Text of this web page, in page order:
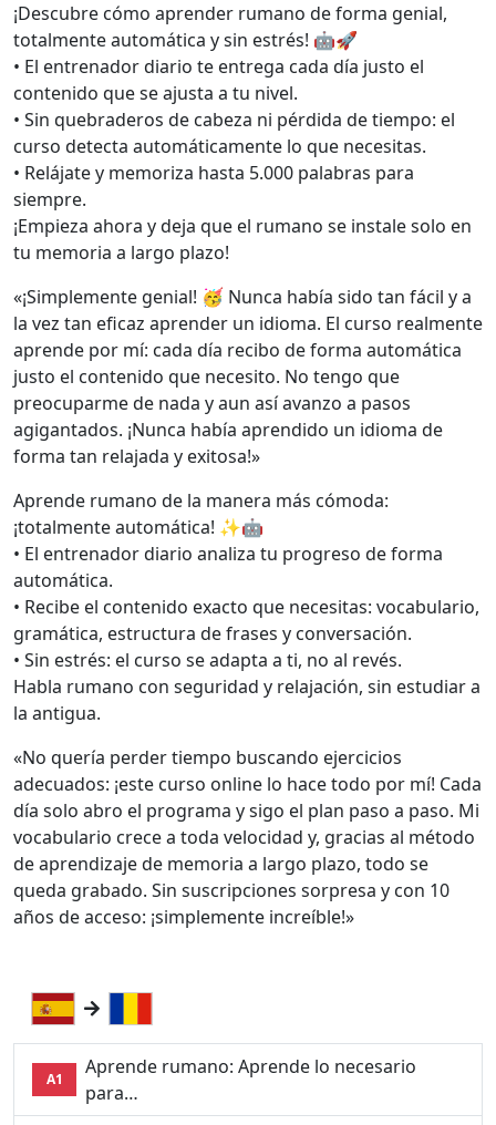
¡Descubre cómo aprender rumano de forma genial,
totalmente automática y sin estrés! 🤖🚀
• El entrenador diario te entrega cada día justo el
contenido que se ajusta a tu nivel.
• Sin quebraderos de cabeza ni pérdida de tiempo: el
curso detecta automáticamente lo que necesitas.
• Relájate y memoriza hasta 5.000 palabras para
siempre.
¡Empieza ahora y deja que el rumano se instale solo en
tu memoria a largo plazo!
«¡Simplemente genial! 🥳 Nunca había sido tan fácil y a
la vez tan eficaz aprender un idioma. El curso realmente
aprende por mí: cada día recibo de forma automática
justo el contenido que necesito. No tengo que
preocuparme de nada y aun así avanzo a pasos
agigantados. ¡Nunca había aprendido un idioma de
forma tan relajada y exitosa!»
Aprende rumano de la manera más cómoda:
¡totalmente automática! ✨🤖
• El entrenador diario analiza tu progreso de forma
automática.
• Recibe el contenido exacto que necesitas: vocabulario,
gramática, estructura de frases y conversación.
• Sin estrés: el curso se adapta a ti, no al revés.
Habla rumano con seguridad y relajación, sin estudiar a
la antigua.
«No quería perder tiempo buscando ejercicios
adecuados: ¡este curso online lo hace todo por mí! Cada
día solo abro el programa y sigo el plan paso a paso. Mi
vocabulario crece a toda velocidad y, gracias al método
de aprendizaje de memoria a largo plazo, todo se
queda grabado. Sin suscripciones sorpresa y con 10
años de acceso: ¡simplemente increíble!»
A1
Aprende rumano: Aprende lo necesario
para…